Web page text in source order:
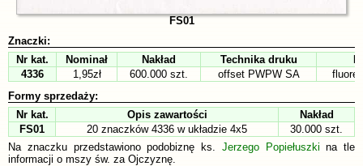
FS01
Znaczki:
Nr kat.
Nominał Nakład Technika druku
4336
1,95zł 600.000 szt. offset PWPW SA
Formy sprzedaży:
Nr kat.
Opis zawartości
Nakład
FS01
20 znaczków 4336 w układzie 4x5
30.000 szt.
Na znaczku przedstawiono podobiznę ks. Jerzego Popiełuszki na tle
informacji o mszy św. za Ojczyznę.